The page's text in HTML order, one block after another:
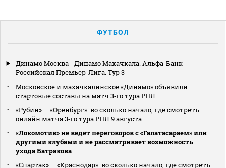
ФУТБОЛ
Динамо Москва - Динамо Махачкала. Альфа-Банк
Российская Премьер-Лига. Тур 3
Московское и махачкалинское «Динамо» объявили
стартовые составы на матч 3‑го тура РПЛ
«Рубин» — «Оренбург»: во сколько начало, где смотреть
онлайн матча 3‑го тура РПЛ 9 августа
«Локомотив» не ведет переговоров с «Галатасараем» или
другими клубами и не рассматривает возможность
ухода Батракова
«Спартак» — «Краснодар»: во сколько начало, где смотреть